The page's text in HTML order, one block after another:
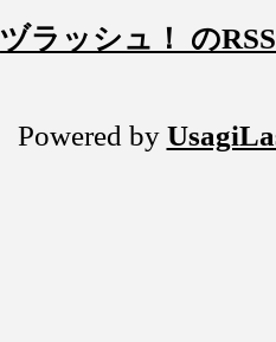
ヅラッシュ！ の
Powered by